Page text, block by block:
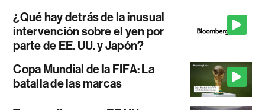
¿Qué hay detrás de la inusual
intervención sobre el yen por
parte de EE. UU. y Japón?
Copa Mundial de la FIFA: La
batalla de las marcas